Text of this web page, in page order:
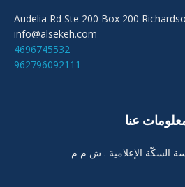
info@alsekeh.com
4696745532
962796092111
عنا
السكّة الإعلامية . ش م م